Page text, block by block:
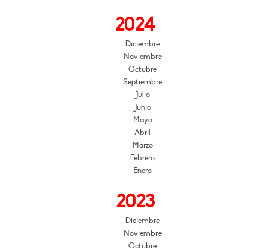
2024
Diciembre
Noviembre
Octubre
Septiembre
Julio
Junio
Mayo
Abril
Marzo
Febrero
Enero
2023
Diciembre
Noviembre
Octubre